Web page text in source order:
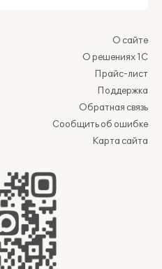
О сайте
О решениях 1С
Прайс-лист
Поддержка
Обратная связь
Сообщить об ошибке
Карта сайта